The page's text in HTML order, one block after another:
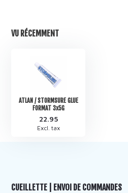
VU RÉCEMMENT
ATLAN / STORMSURE GLUE
FORMAT 3x5G
22.95
Excl. tax
CUEILLETTE | ENVOI DE COMMANDES